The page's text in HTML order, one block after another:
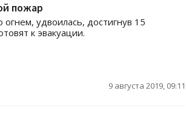
пожар
удвоилась, достигнув 15
к эвакуации.
9 августа 2019, 09:11